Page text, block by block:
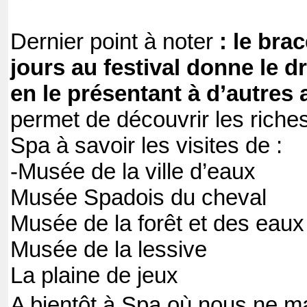
Dernier point à noter : le
jours au festival donne le
en le présentant à d’autres
permet de découvrir les
Spa à savoir les visites de :
-Musée de la ville d’eaux
Musée Spadois du cheval
Musée de la forêt et des eaux
Musée de la lessive
La plaine de jeux